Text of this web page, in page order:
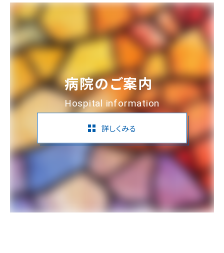
病院のご案内
Hospital information
詳しくみる